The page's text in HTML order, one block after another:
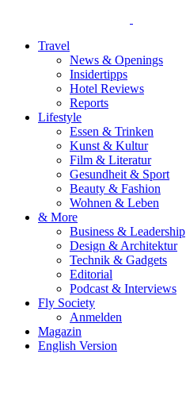
Travel
News & Openings
Insidertipps
Hotel Reviews
Reports
Lifestyle
Essen & Trinken
Kunst & Kultur
Film & Literatur
Gesundheit & Sport
Beauty & Fashion
Wohnen & Leben
& More
Business & Leadership
Design & Architektur
Technik & Gadgets
Editorial
Podcast & Interviews
Fly Society
Anmelden
Magazin
English Version